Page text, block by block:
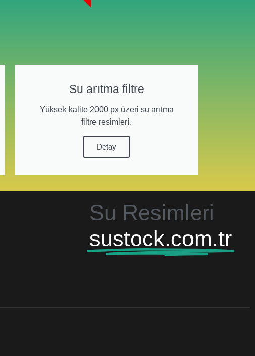
Su arıtma filtre
Yüksek kalite 2000 px üzeri su arıtma
filtre resimleri.
Detay
Su Resimleri
sustock.com.tr